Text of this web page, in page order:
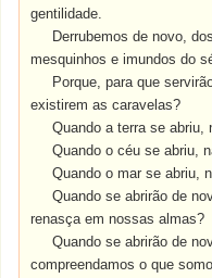
gentilidade.
Derrubemos de novo,
mesquinhos e imundos do
Porque, para que
existirem as caravelas?
Quando a terra se abriu,
Quando o céu se abriu,
Quando o mar se abriu,
Quando se abrirão de
renasça em nossas almas?
Quando se abrirão de
compreendamos o que